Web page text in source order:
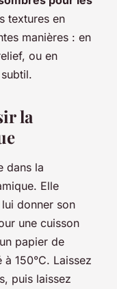
textures en
manières : en
ou en
la
dans la
Elle
donner son
une cuisson
papier de
150°C. Laissez
puis laissez